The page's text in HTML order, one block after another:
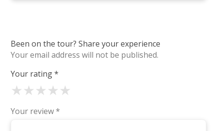
Been on the tour? Share your experience
Your email address will not be published.
Your rating*
★
★
★
★
★
Your review *